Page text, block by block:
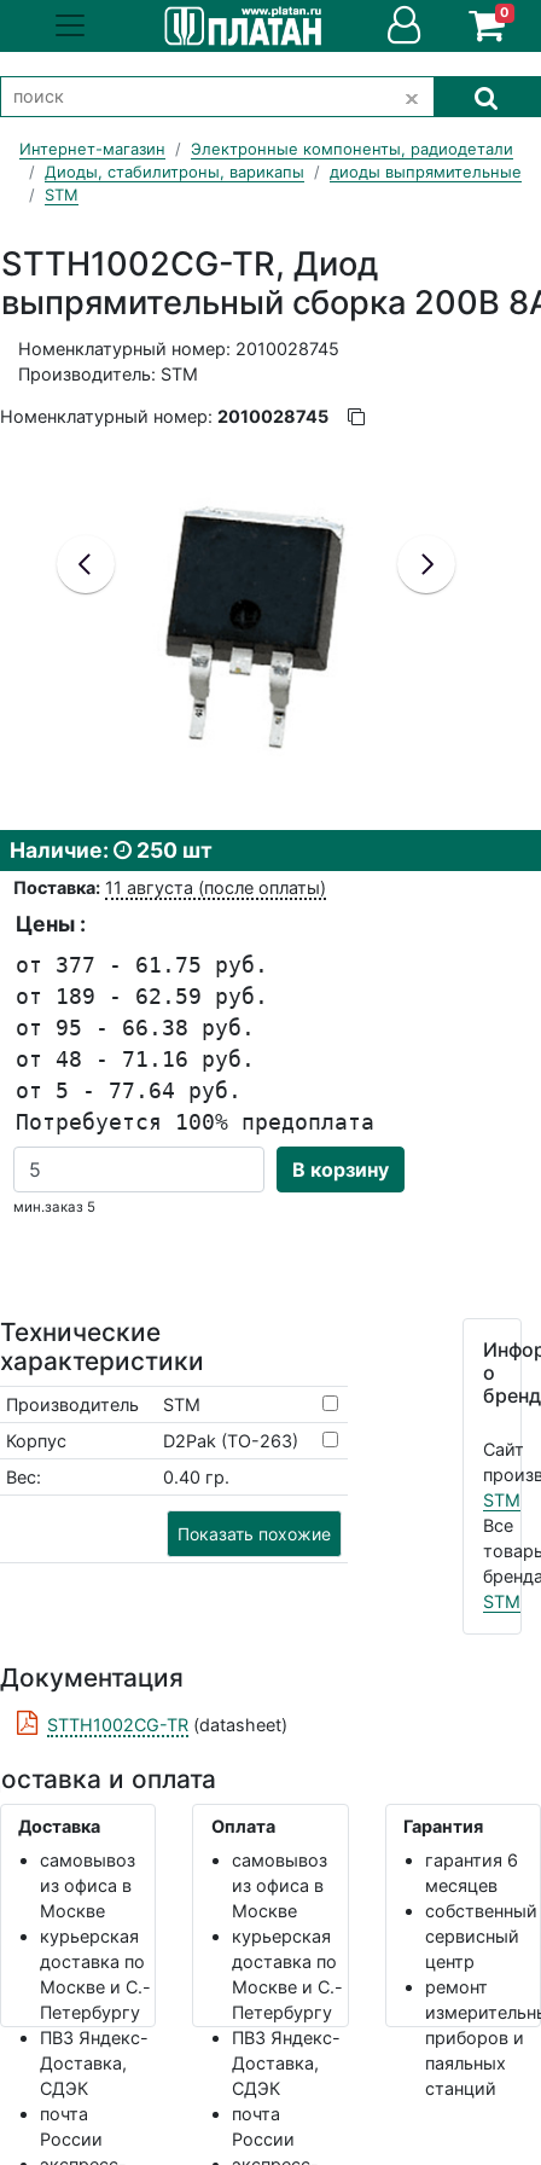
0
Интернет-магазин
Электронные компоненты, радиодетали
Диоды, стабилитроны, варикапы
диоды выпрямительные
STM
STTH1002CG-TR, Диод
выпрямительный сборка 200В
Номенклатурный номер: 2010028745
Производитель: STM
Номенклатурный номер: 2010028745
Наличие: 250 шт
Поставка: 11 августа (после оплаты)
Цены :
от 377 - 61.75 руб.
от 189 - 62.59 руб.
от 95 - 66.38 руб.
от 48 - 71.16 руб.
от 5 - 77.64 руб.
Потребуется 100% предоплата
В корзину
мин.заказ 5
Технические
характеристики
Производитель
STM
Корпус
D2Pak (TO-263)
Вес:
0.40 гр.
Показать похожие
о
Сайт
STM
Все
STM
Документация
STTH1002CG-TR (datasheet)
и оплата
Доставка
самовывоз
из офиса в
Москве
курьерская
доставка по
Москве и С.-
Петербургу
ПВЗ Яндекс-
Доставка,
СДЭК
почта
России
Оплата
самовывоз
из офиса в
Москве
курьерская
доставка по
Москве и С.-
Петербургу
ПВЗ Яндекс-
Доставка,
СДЭК
почта
России
Гарантия
гарантия 6
месяцев
собственный
сервисный
центр
ремонт
приборов и
паяльных
станций